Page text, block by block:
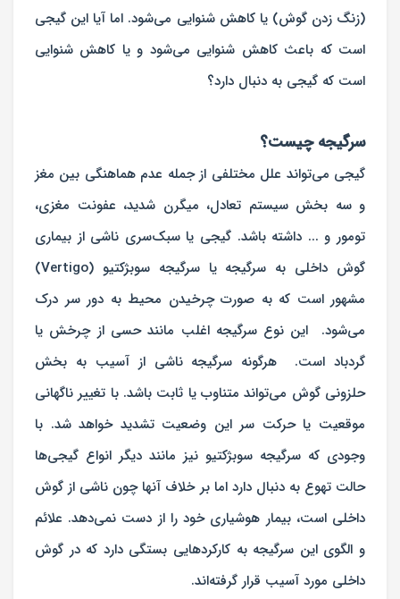
(زنگ زدن گوش)‌ یا کاهش شنوایی می‌شود. اما آیا این گیجی
است که باعث کاهش شنوایی می‌شود و یا کاهش شنوایی
است که گیجی به دنبال دارد؟
سرگیجه چیست؟
گیجی می‌تواند علل مختلفی از جمله عدم هماهنگی بین مغز
و سه بخش سیستم تعادل، میگرن شدید، عفونت مغزی،
تومور و ... داشته باشد. گیجی یا سبک‌سری ناشی از بیماری
گوش داخلی به سرگیجه یا سرگیجه سوبژکتیو (Vertigo)
مشهور است که به صورت چرخیدن محیط به دور سر درک
می‌شود. این نوع سرگیجه اغلب مانند حسی از چرخش یا
گردباد است. هرگونه سرگیجه ناشی از آسیب به بخش
حلزونی گوش می‌تواند متناوب یا ثابت باشد. با تغییر ناگهانی
موقعیت یا حرکت سر این وضعیت تشدید خواهد شد. با
وجودی که سرگیجه سوبژکتیو نیز مانند دیگر انواع گیجی‌ها
حالت تهوع به دنبال دارد اما بر خلاف آنها چون ناشی از گوش
داخلی است، بیمار هوشیاری خود را از دست نمی‌دهد. علائم
و الگوی این سرگیجه به کارکردهایی بستگی دارد که در گوش
داخلی مورد آسیب قرار گرفته‌اند.